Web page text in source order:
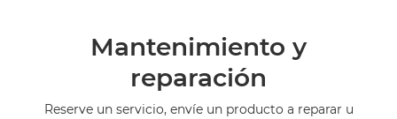
Mantenimiento y
reparación
Reserve un servicio, envíe un producto a reparar u